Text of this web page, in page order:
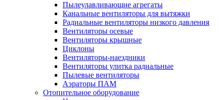
Пылеулавливающие агрегаты
Канальные вентиляторы для вытяжки
Радиальные вентиляторы низкого давления
Вентиляторы осевые
Вентиляторы крышные
Циклоны
Вентиляторы-наездники
Вентиляторы улитка радиальные
Пылевые вентиляторы
Аэраторы ПАМ
Отопительное оборудование